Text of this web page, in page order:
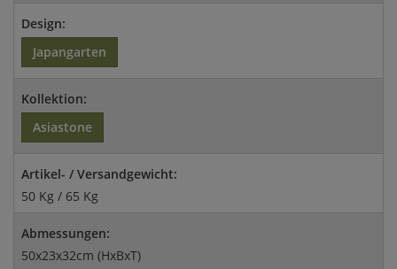
Design:
Japangarten
Kollektion:
Asiastone
Artikel- / Versandgewicht:
50 Kg / 65 Kg
Abmessungen:
50x23x32cm (HxBxT)